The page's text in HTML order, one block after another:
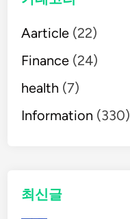
Aarticle (22)
Finance (24)
health (7)
Information (330)
최신글